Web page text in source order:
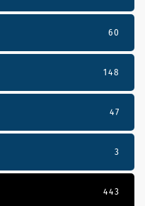
60
148
47
3
443